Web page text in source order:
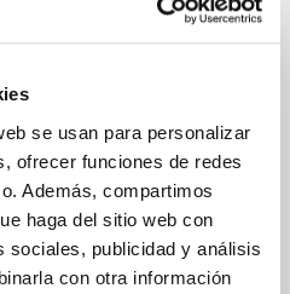
se usan para personalizar
ofrecer funciones de redes
Además, compartimos
haga del sitio web con
sociales, publicidad y análisis
con otra información
/